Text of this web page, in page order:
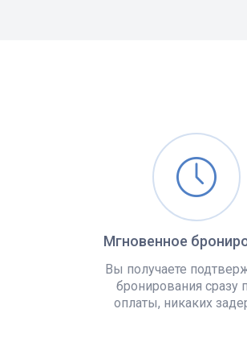
Мгновенное
Вы получаете
бронирования сразу
оплаты, никаких